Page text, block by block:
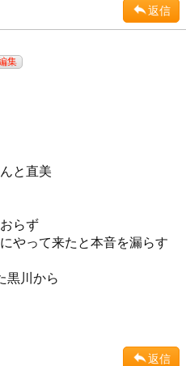
返信
と直美
らず
やって来たと本音を漏らす
黒川から
返信